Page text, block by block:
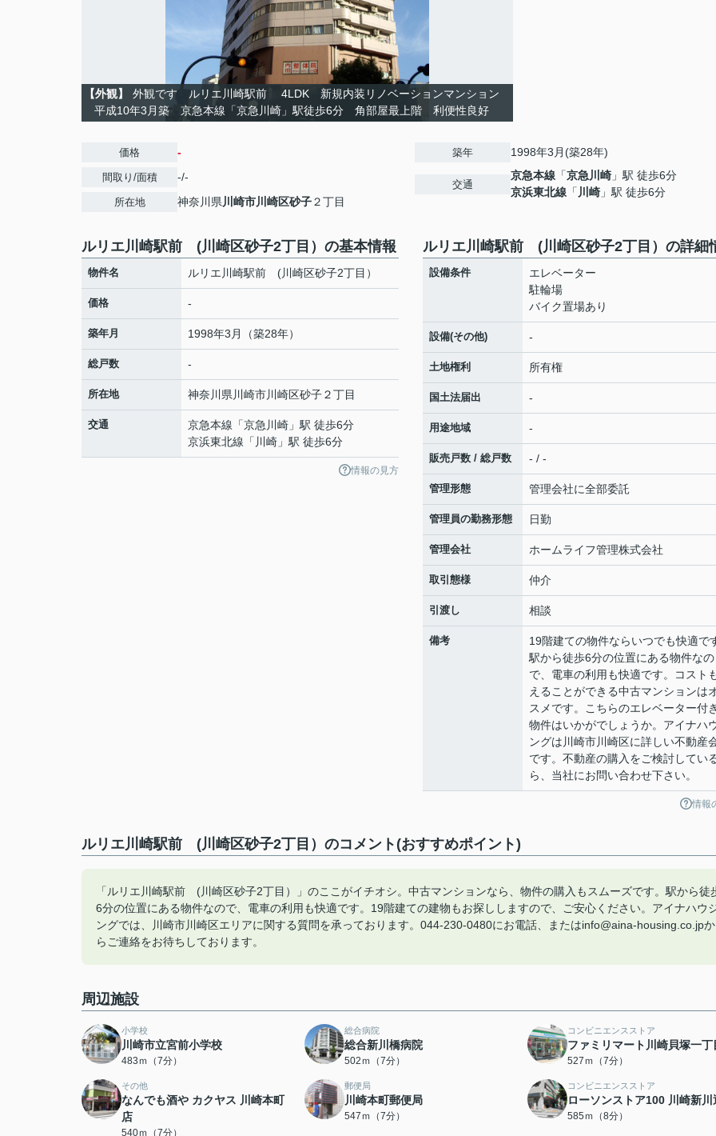
【外観】
外観です ルリエ川崎駅前 4LDK 新規内装リノベーションマンション
平成10年3月築 京急本線「京急川崎」駅徒歩6分 角部屋最上階 利便性良好
価格 -
間取り/面積 -/-
所在地 神奈川県川崎市川崎区砂子２丁目
築年 1998年3月(築28年)
交通
京急本線 「京急川崎 」駅 徒歩6分
京浜東北線 「 川崎 」駅 徒歩6分
ルリエ川崎駅前 (川崎区砂子2丁目）の基本情報
物件名 ルリエ川崎駅前 (川崎区砂子2丁目）
価格 -
築年月 1998年3月（築28年）
総戸数 -
所在地 神奈川県 川崎市川崎区砂子２丁目
交通 京急本線 「京急川崎 」駅 徒歩6分
京浜東北線 「 川崎 」駅 徒歩6分
情報の見方
ルリエ川崎駅前 (川崎区砂子2丁目）の詳細
設備条件
エレベーター
駐輪場
バイク置場あり
設備(その他) -
土地権利 所有権
国土法届出 -
用途地域 -
販売戸数 / 総戸数 - / -
管理形態 管理会社に全部委託
管理員の勤務形態 日勤
管理会社 ホームライフ管理株式会社
取引態様 仲介
引渡し 相談
備考
19階建ての物件ならいつでも快適で
駅から徒歩6分の位置にある物件なの
で、電車の利用も快適です。コスト
えることができる中古マンションは
スメです。こちらのエレベーター付
物件はいかがでしょうか。アイナハ
ングは川崎市川崎区に詳しい不動産
です。不動産の購入をご検討してい
ら、当社にお問い合わせ下さい。
情報
ルリエ川崎駅前 (川崎区砂子2丁目）のコメント(おすすめポイント)
「ルリエ川崎駅前 (川崎区砂子2丁目）」のここがイチオシ。中古マンションなら、物件の購入もスムーズです。駅から徒
6分の位置にある物件なので、電車の利用も快適です。19階建ての建物もお探ししますので、ご安心ください。アイナハウ
ングでは、川崎市川崎区エリアに関する質問を承っております。044-230-0480にお電話、またはinfo@aina-housing.co.jpか
らご連絡をお待ちしております。
周辺施設
小学校
川崎市立宮前小学校
483ｍ（7分）
総合病院
総合新川橋病院
502ｍ（7分）
コンビニエンスストア
ファミリマート川崎貝塚一丁
527ｍ（7分）
その他
なんでも酒や カクヤス 川崎本町
店
540ｍ（7分）
郵便局
川崎本町郵便局
547ｍ（7分）
コンビニエンスストア
ローソンストア100 川崎新川
585ｍ（8分）